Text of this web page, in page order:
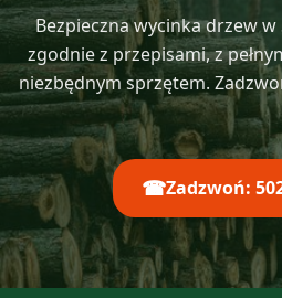
Bezpieczna wycinka drzew
zgodnie z przepisami, z
niezbędnym sprzętem.
☎Zadzwoń: